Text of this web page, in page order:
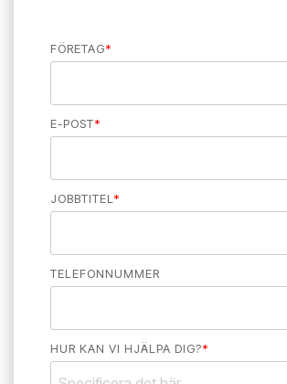
FÖRETAG*
E-POST*
JOBBTITEL *
TELEFONNUMMER
HUR KAN VI HJÄLPA DIG?*